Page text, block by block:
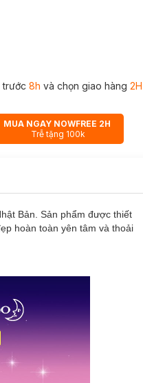
trước 8h và chọn giao hàng 2H
MUA NGAY NOWFREE 2H
Trễ tặng 100k
Bản. Sản phẩm được thiết
hoàn toàn yên tâm và thoải